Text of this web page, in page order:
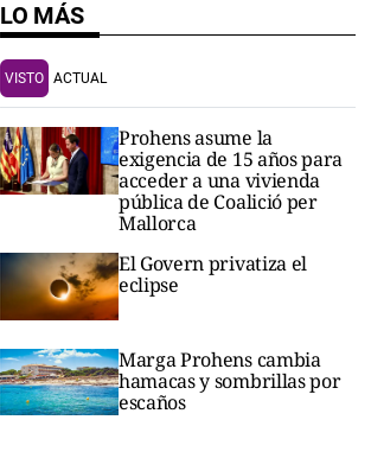
LO MÁS
VISTO ACTUAL
Prohens asume la
exigencia de 15 años para
acceder a una vivienda
pública de Coalició per
Mallorca
El Govern privatiza el
eclipse
Marga Prohens cambia
hamacas y sombrillas por
escaños